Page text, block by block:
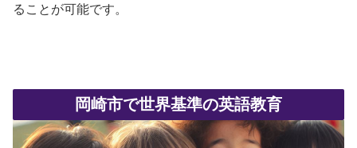
ることが可能です。
岡崎市で世界基準の英語教育